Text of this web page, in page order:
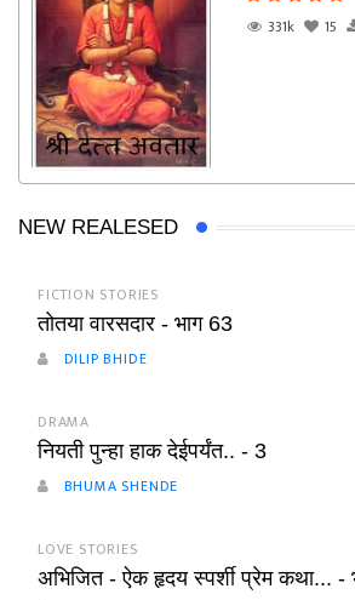
331k
15
NEW REALESED
FICTION STORIES
तोतया वारसदार - भाग 63
DILIP BHIDE
DRAMA
नियती पुन्हा हाक देईपर्यंत.. - 3
BHUMA SHENDE
LOVE STORIES
अभिजित - ऐक हृदय स्पर्शी प्रेम कथा... -